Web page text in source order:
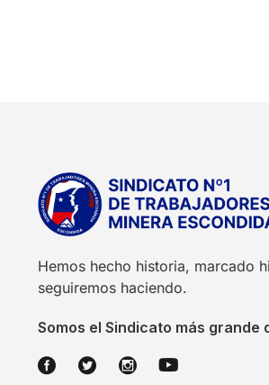
Hemos hecho historia, marcado
seguiremos haciendo.
Somos el Sindicato más grande